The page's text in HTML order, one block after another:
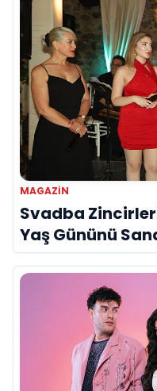
MAGAZİN
Svadba
Yaş Gününü
Dünyasının